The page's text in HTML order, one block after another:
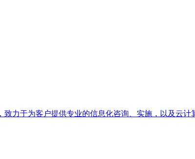
力于为客户提供专业的信息化咨询、实施，以及云计